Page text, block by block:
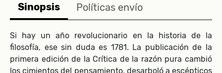
Sinopsis Políticas envío
Si hay un año revolucionario en la historia de la
filosofía, ese sin duda es 1781. La publicación de la
primera edición de la Crítica de la razón pura cambió
los cimientos del pensamiento, desarboló a escépticos